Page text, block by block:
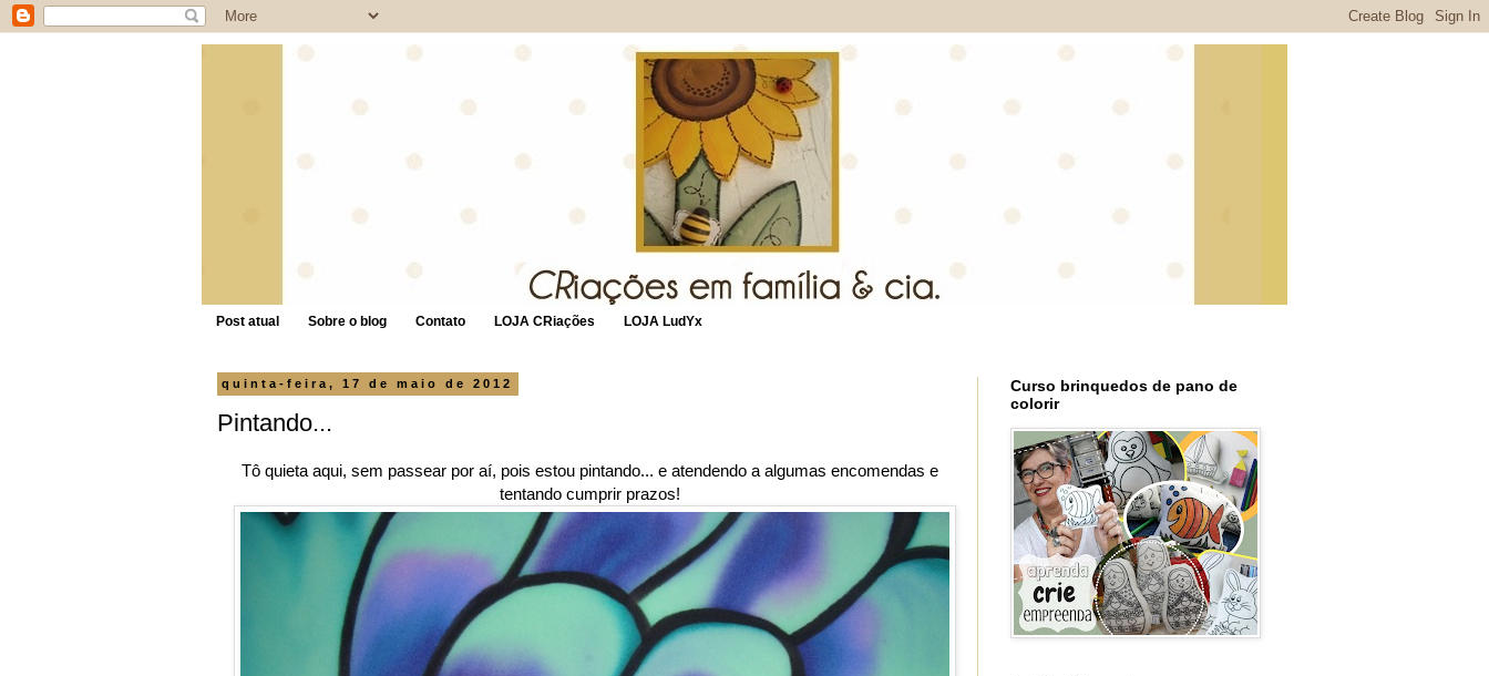
Post atual Sobre o blog Contato LOJA CRiações LOJA LudYx
quinta-feira, 17 de maio de 2012
Pintando...
Tô quieta aqui, sem passear por aí, pois estou pintando... e atendendo a algumas encomendas e
tentando cumprir prazos!
Curso brinquedos de pano de
colorir